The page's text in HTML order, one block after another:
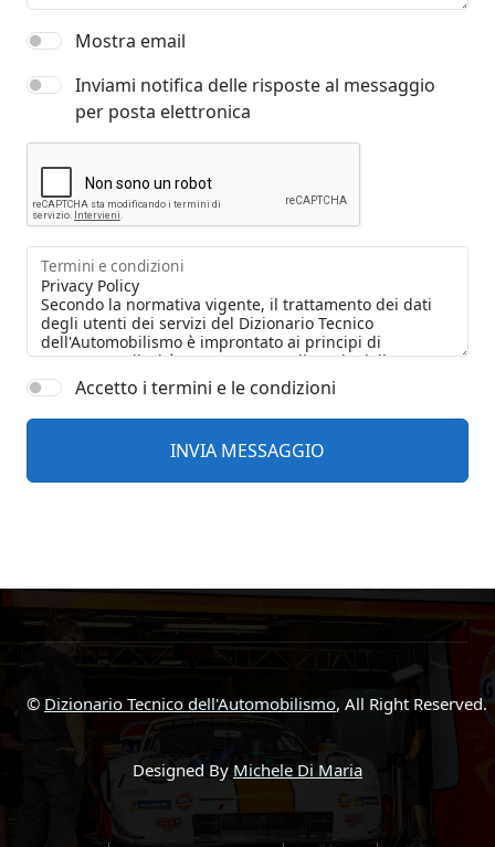
Mostra email
Inviami notifica delle risposte al messaggio
per posta elettronica
Termini e condizioni
Accetto i termini e le condizioni
© Dizionario Tecnico dell'Automobilismo, All Right Reserved.
Designed By Michele Di Maria